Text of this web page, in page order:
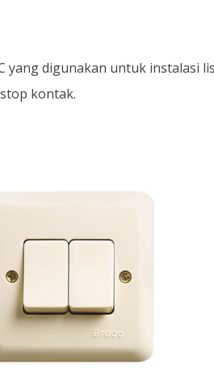
yang digunakan untuk instalasi
kontak.